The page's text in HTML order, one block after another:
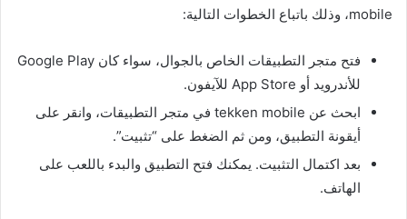
mobile، وذلك باتباع الخطوات التالية:
فتح متجر التطبيقات الخاص بالجوال، سواء كان Google Play
للأندرويد أو App Store للآيفون.
ابحث عن tekken mobile في متجر التطبيقات، وانقر على
أيقونة التطبيق، ومن ثم الضغط على “تثبيت”.
بعد اكتمال التثبيت. يمكنك فتح التطبيق والبدء باللعب على
الهاتف.